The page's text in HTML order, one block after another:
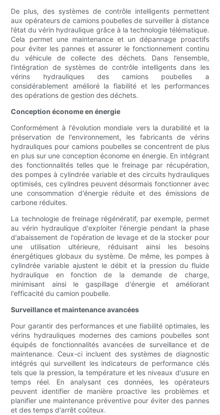
De plus, des systèmes de contrôle intelligents permettent
aux opérateurs de camions poubelles de surveiller à distance
l’état du vérin hydraulique grâce à la technologie télématique.
Cela permet une maintenance et un dépannage proactifs
pour éviter les pannes et assurer le fonctionnement continu
du véhicule de collecte des déchets. Dans l’ensemble,
l’intégration de systèmes de contrôle intelligents dans les
vérins hydrauliques des camions poubelles a
considérablement amélioré la fiabilité et les performances
des opérations de gestion des déchets.
Conception économe en énergie
Conformément à l'évolution mondiale vers la durabilité et la
préservation de l'environnement, les fabricants de vérins
hydrauliques pour camions poubelles se concentrent de plus
en plus sur une conception économe en énergie. En intégrant
des fonctionnalités telles que le freinage par récupération,
des pompes à cylindrée variable et des circuits hydrauliques
optimisés, ces cylindres peuvent désormais fonctionner avec
une consommation d'énergie réduite et des émissions de
carbone réduites.
La technologie de freinage régénératif, par exemple, permet
au vérin hydraulique d'exploiter l'énergie pendant la phase
d'abaissement de l'opération de levage et de la stocker pour
une utilisation ultérieure, réduisant ainsi les besoins
énergétiques globaux du système. De même, les pompes à
cylindrée variable ajustent le débit et la pression du fluide
hydraulique en fonction de la demande de charge,
minimisant ainsi le gaspillage d'énergie et améliorant
l'efficacité du camion poubelle.
Surveillance et maintenance avancées
Pour garantir des performances et une fiabilité optimales, les
vérins hydrauliques modernes des camions poubelles sont
équipés de fonctionnalités avancées de surveillance et de
maintenance. Ceux-ci incluent des systèmes de diagnostic
intégrés qui surveillent les indicateurs de performance clés
tels que la pression, la température et les niveaux d'usure en
temps réel. En analysant ces données, les opérateurs
peuvent identifier de manière proactive les problèmes et
planifier une maintenance préventive pour éviter des pannes
et des temps d'arrêt coûteux.